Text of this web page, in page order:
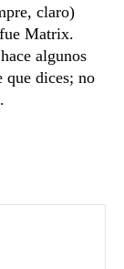
claro)
Matrix.
algunos
que dices; no